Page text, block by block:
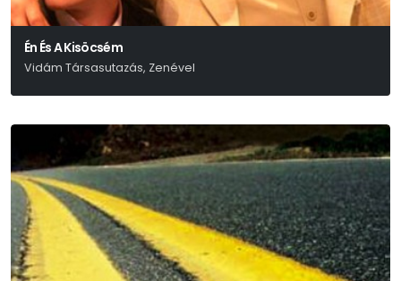
Én És A Kisöcsém
Vidám Társasutazás, Zenével